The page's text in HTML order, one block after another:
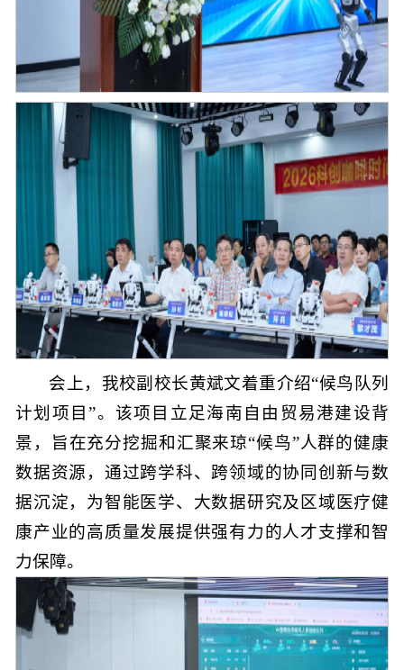
会上，我校副校长黄斌文着重介绍“候鸟队列
计划项目”。该项目立足海南自由贸易港建设背
景，旨在充分挖掘和汇聚来琼“候鸟”人群的健康
数据资源，通过跨学科、跨领域的协同创新与数
据沉淀，为智能医学、大数据研究及区域医疗健
康产业的高质量发展提供强有力的人才支撑和智
力保障。